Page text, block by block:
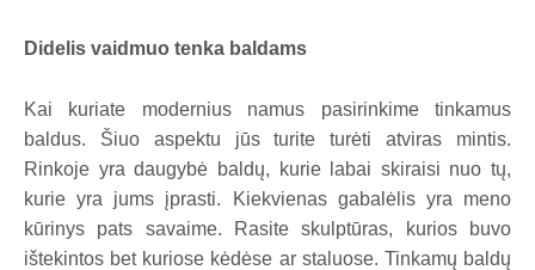
Didelis vaidmuo tenka baldams
Kai kuriate modernius namus pasirinkime tinkamus
baldus. Šiuo aspektu jūs turite turėti atviras mintis.
Rinkoje yra daugybė baldų, kurie labai skiraisi nuo tų,
kurie yra jums įprasti. Kiekvienas gabalėlis yra meno
kūrinys pats savaime. Rasite skulptūras, kurios buvo
ištekintos bet kuriose kėdėse ar staluose. Tinkamų baldų